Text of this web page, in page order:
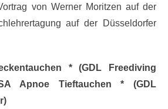
von Werner Moritzen auf der
auf der Düsseldorfer
* (GDL Freediving
Apnoe Tieftauchen * (GDL